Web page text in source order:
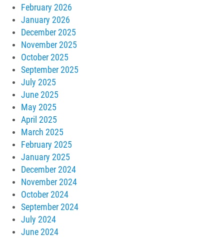
February 2026
January 2026
December 2025
November 2025
October 2025
September 2025
July 2025
June 2025
May 2025
April 2025
March 2025
February 2025
January 2025
December 2024
November 2024
October 2024
September 2024
July 2024
June 2024